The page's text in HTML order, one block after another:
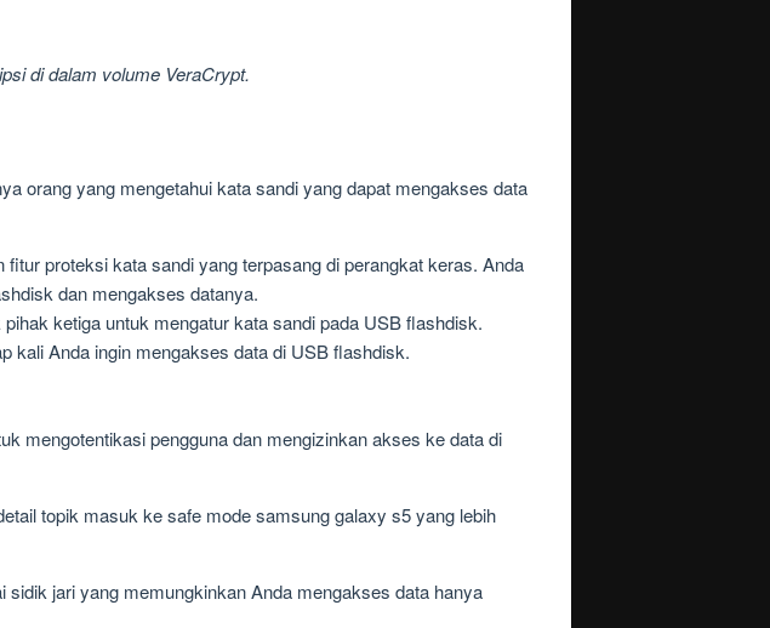
di dalam volume VeraCrypt.
orang yang mengetahui kata sandi yang dapat mengakses data
proteksi kata sandi yang terpasang di perangkat keras. Anda
dan mengakses datanya.
ketiga untuk mengatur kata sandi pada USB flashdisk.
kali Anda ingin mengakses data di USB flashdisk.
mengotentikasi pengguna dan mengizinkan akses ke data di
topik masuk ke safe mode samsung galaxy s5 yang lebih
jari yang memungkinkan Anda mengakses data hanya